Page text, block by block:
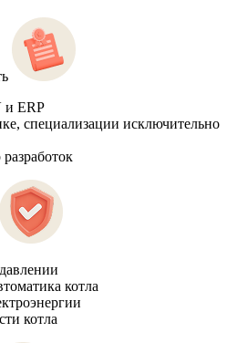
и ERP
специализации исключительно
котла
котла